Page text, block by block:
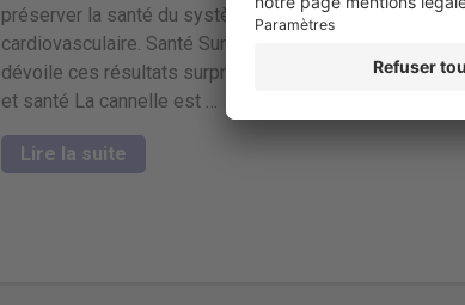
préserver la santé du système
cardiovasculaire. Santé Sur le Net vous
dévoile ces résultats surprenants. Cannelle
et santé La cannelle est …
Lire la suite